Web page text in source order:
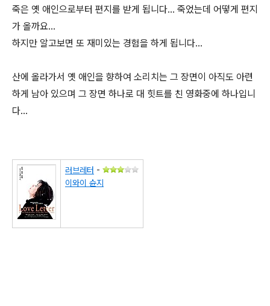
죽은 옛 애인으로부터 편지를 받게 됩니다... 죽었는데 어떻게 편지
가 올까요...
하지만 알고보면 또 재미있는 경험을 하게 됩니다...
산에 올라가서 옛 애인을 향하여 소리치는 그 장면이 아직도 아련
하게 남아 있으며 그 장면 하나로 대 힛트를 친 영화중에 하나입니
다...
러브레터 -
이와이 슌지